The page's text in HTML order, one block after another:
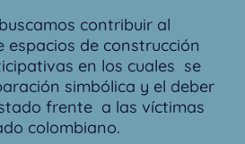
contribuir al
espacios de construcción
en los cuales se
simbólica y el deber
frente a las víctimas
colombiano.